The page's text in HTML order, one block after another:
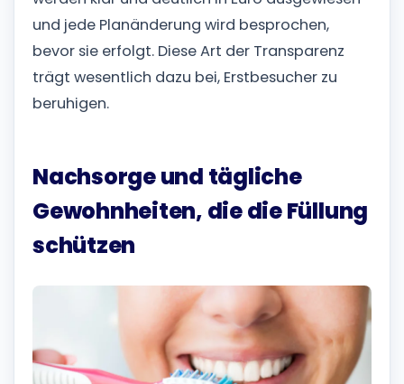
und jede Planänderung wird besprochen,
bevor sie erfolgt. Diese Art der Transparenz
trägt wesentlich dazu bei, Erstbesucher zu
beruhigen.
Nachsorge und tägliche
Gewohnheiten, die die Füllung
schützen